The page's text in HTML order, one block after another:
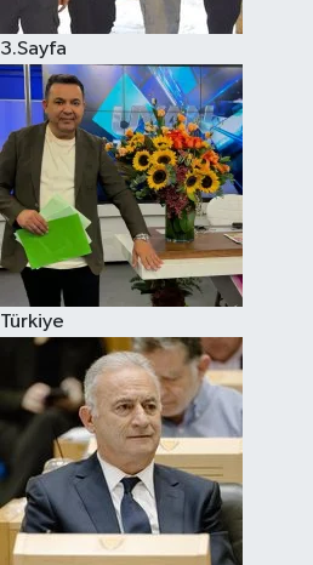
3.Sayfa
Türkiye